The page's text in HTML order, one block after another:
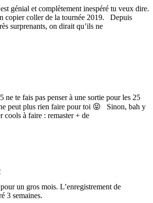
génial et complètement inespéré tu veux dire.
copier coller de la tournée 2019. Depuis
surprenants, on dirait qu’ils ne
ne te fais pas penser à une sortie pour les 25
peut plus rien faire pour toi 😝 Sinon, bah y
cools à faire : remaster + de
un gros mois. L’enregistrement de
3 semaines.